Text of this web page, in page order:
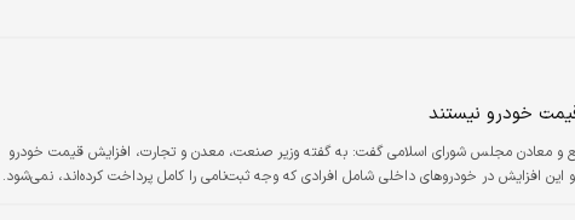
خودرو نیستند
و معادن مجلس شورای اسلامی گفت: به گفته وزیر صنعت، معدن و تجارت، افزایش قیمت خودرو
افزایش در خودروهای داخلی شامل افرادی که وجه ثبت‌نامی را کامل پرداخت کرده‌اند، نمی‌شود.